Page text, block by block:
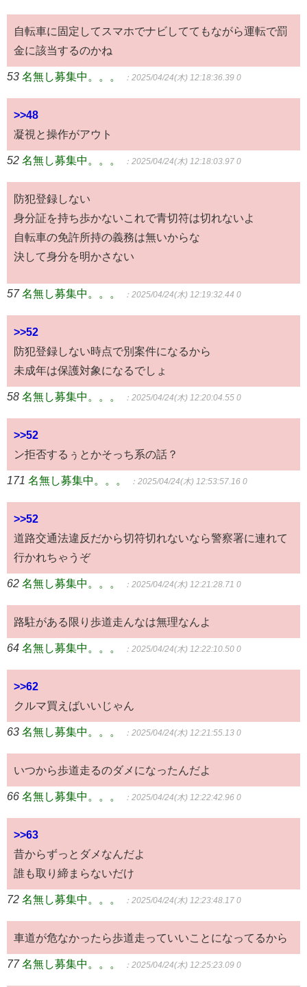
自転車に固定してスマホでナビしててもながら運転で罰
金に該当するのかね
53 名無し募集中。。。 ：2025/04/24(木) 12:18:36.39 0
>>48
凝視と操作がアウト
52 名無し募集中。。。 ：2025/04/24(木) 12:18:03.97 0
防犯登録しない
身分証を持ち歩かないこれで青切符は切れないよ
自転車の免許所持の義務は無いからな
決して身分を明かさない
57 名無し募集中。。。 ：2025/04/24(木) 12:19:32.44 0
>>52
防犯登録しない時点で別案件になるから
未成年は保護対象になるでしょ
58 名無し募集中。。。 ：2025/04/24(木) 12:20:04.55 0
>>52
ン拒否するぅとかそっち系の話？
171 名無し募集中。。。 ：2025/04/24(木) 12:53:57.16 0
>>52
道路交通法違反だから切符切れないなら警察署に連れて
行かれちゃうぞ
62 名無し募集中。。。 ：2025/04/24(木) 12:21:28.71 0
路駐がある限り歩道走んなは無理なんよ
64 名無し募集中。。。 ：2025/04/24(木) 12:22:10.50 0
>>62
クルマ買えばいいじゃん
63 名無し募集中。。。 ：2025/04/24(木) 12:21:55.13 0
いつから歩道走るのダメになったんだよ
66 名無し募集中。。。 ：2025/04/24(木) 12:22:42.96 0
>>63
昔からずっとダメなんだよ
誰も取り締まらないだけ
72 名無し募集中。。。 ：2025/04/24(木) 12:23:48.17 0
車道が危なかったら歩道走っていいことになってるから
77 名無し募集中。。。 ：2025/04/24(木) 12:25:23.09 0